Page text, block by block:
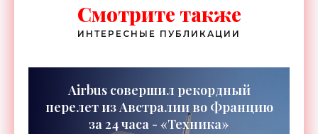
Смотрите также
ИНТЕРЕСНЫЕ ПУБЛИКАЦИИ
Airbus совершил рекордный
перелет из Австралии во Францию
за 24 часа - «Техника»